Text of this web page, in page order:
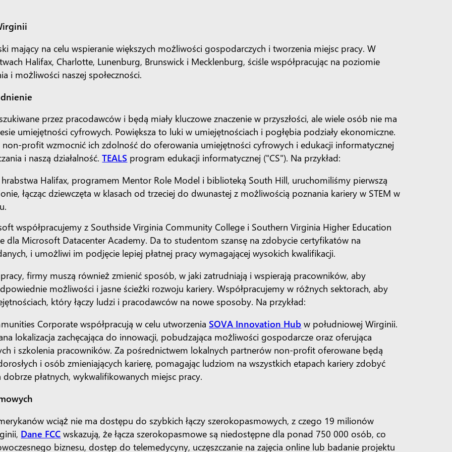
mający na celu wspieranie większych możliwości gospodarczych i tworzenia miejsc pracy. W
Halifax, Charlotte, Lunenburg, Brunswick i Mecklenburg, ściśle współpracując na poziomie
i możliwości naszej społeczności.
przez pracodawców i będą miały kluczowe znaczenie w przyszłości, ale wiele osób nie ma
umiejętności cyfrowych. Powiększa to luki w umiejętnościach i pogłębia podziały ekonomiczne.
profit wzmocnić ich zdolność do oferowania umiejętności cyfrowych i edukacji informatycznej
i naszą działalność.TEALS program edukacji informatycznej ("CS"). Na przykład:
hrabstwa Halifax, programem Mentor Role Model i biblioteką South Hill, uruchomiliśmy pierwszą
łącząc dziewczęta w klasach od trzeciej do dwunastej z możliwością poznania kariery w STEM w
współpracujemy z Southside Virginia Community College i Southern Virginia Higher Education
dla Microsoft Datacenter Academy. Da to studentom szansę na zdobycie certyfikatów na
i umożliwi im podjęcie lepiej płatnej pracy wymagającej wysokich kwalifikacji.
firmy muszą również zmienić sposób, w jaki zatrudniają i wspierają pracowników, aby
możliwości i jasne ścieżki rozwoju kariery. Współpracujemy w różnych sektorach, aby
który łączy ludzi i pracodawców na nowe sposoby. Na przykład:
Corporate współpracują w celu utworzenia SOVA Innovation Hub w południowej Wirginii.
lokalizacja zachęcająca do innowacji, pobudzająca możliwości gospodarcze oraz oferująca
i szkolenia pracowników. Za pośrednictwem lokalnych partnerów non-profit oferowane będą
i osób zmieniających karierę, pomagając ludziom na wszystkich etapach kariery zdobyć
płatnych, wykwalifikowanych miejsc pracy.
wciąż nie ma dostępu do szybkich łączy szerokopasmowych, z czego 19 milionów
Dane FCC wskazują, że łącza szerokopasmowe są niedostępne dla ponad 750 000 osób, co
biznesu, dostęp do telemedycyny, uczęszczanie na zajęcia online lub badanie projektu